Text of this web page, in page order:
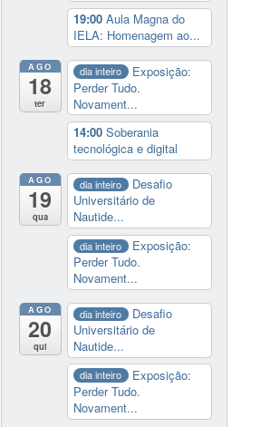
19:00 Aula Magna do
IELA: Homenagem ao...
AGO
18
ter
dia inteiro
Exposição:
Perder Tudo.
Novament...
14:00 Soberania
tecnológica e digital
AGO
19
qua
dia inteiro
Desafio
Universitário de
Nautide...
dia inteiro
Exposição:
Perder Tudo.
Novament...
AGO
20
qui
dia inteiro
Desafio
Universitário de
Nautide...
dia inteiro
Exposição:
Perder Tudo.
Novament...